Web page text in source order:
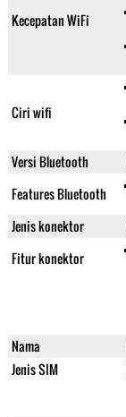
Kecepatan WiFi
Ciri wifi
Versi Bluetooth
Features Bluetooth
Jenis konektor
Fitur konektor
Nama
Jenis SIM